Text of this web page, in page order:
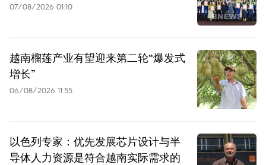
07/08/2026 01:10
越南榴莲产业有望迎来第二轮“爆发式
增长”
06/08/2026 11:55
以色列专家：优先发展芯片设计与半
导体人力资源是符合越南实际需求的